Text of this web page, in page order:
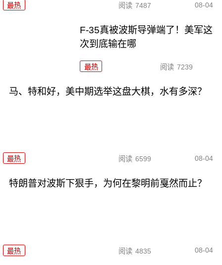
最热 阅读 7487 08-04
F-35真被波斯导弹端了！美军这
次到底输在哪
最热 阅读 7239
马、特和好，美中期选举这盘大棋，水有多深？
最热 阅读 6599 08-04
特朗普对波斯下狠手，为何在黎明前戛然而止？
最热 阅读 4835 08-04